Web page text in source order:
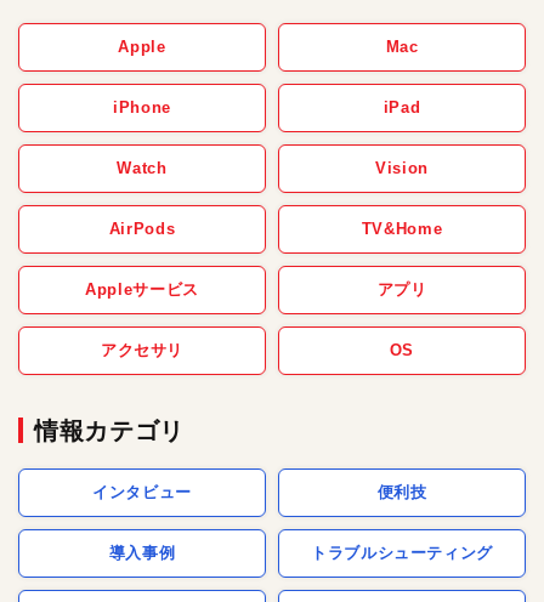
Apple Mac
iPhone iPad
Watch Vision
AirPods TV&Home
Appleサービス アプリ
アクセサリ OS
情報カテゴリ
インタビュー 便利技
導入事例 トラブルシューティング